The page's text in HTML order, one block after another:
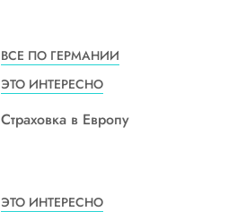
ВСЕ ПО ГЕРМАНИИ
ЭТО ИНТЕРЕСНО
Страховка в Европу
ЭТО ИНТЕРЕСНО